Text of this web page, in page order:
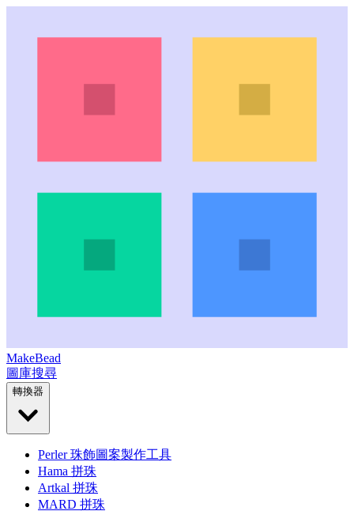
MakeBead
圖庫搜尋
轉換器
Perler 珠飾圖案製作工具
Hama 拼珠
Artkal 拼珠
MARD 拼珠